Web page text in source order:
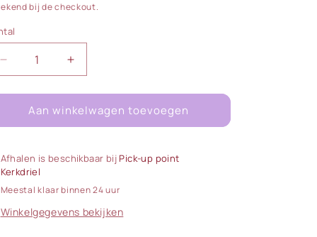
bij de checkout.
Aantal
verlagen
voor
Liewood
|
Speendoosje
|
Tuscany
Aantal
verhogen
voor
Liewood
|
Speendoosje
Tuscany
Aan winkelwagen toevoegen
Afhalen is beschikbaar bij Pick-up point
Kerkdriel
Meestal klaar binnen 24 uur
Winkelgegevens bekijken